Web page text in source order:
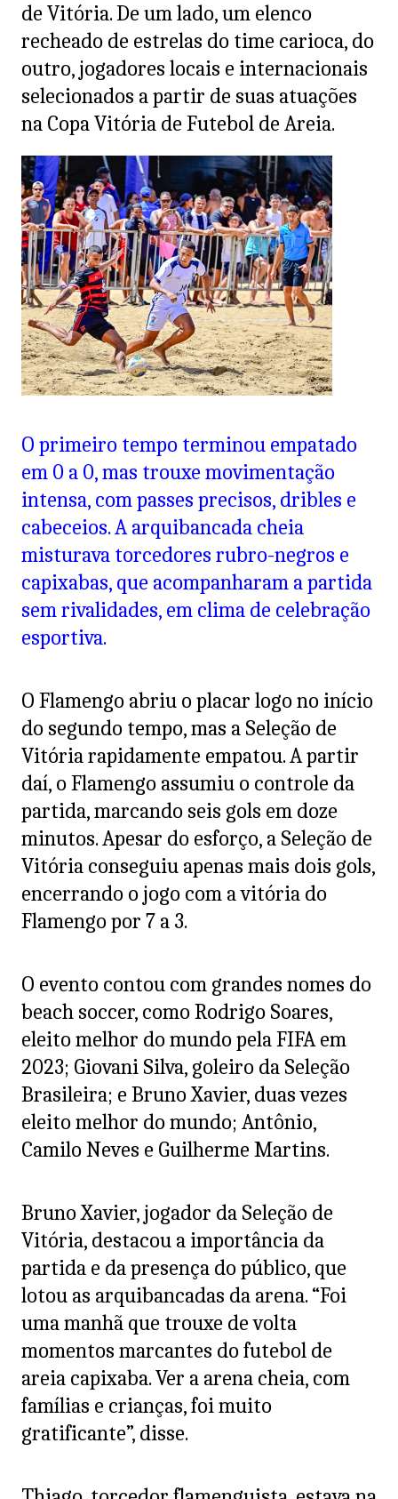
de Vitória. De um lado, um elenco
recheado de estrelas do time carioca, do
outro, jogadores locais e internacionais
selecionados a partir de suas atuações
na Copa Vitória de Futebol de Areia.
O primeiro tempo terminou empatado
em 0 a 0, mas trouxe movimentação
intensa, com passes precisos, dribles e
cabeceios. A arquibancada cheia
misturava torcedores rubro-negros e
capixabas, que acompanharam a partida
sem rivalidades, em clima de celebração
esportiva.
O Flamengo abriu o placar logo no início
do segundo tempo, mas a Seleção de
Vitória rapidamente empatou. A partir
daí, o Flamengo assumiu o controle da
partida, marcando seis gols em doze
minutos. Apesar do esforço, a Seleção de
Vitória conseguiu apenas mais dois gols,
encerrando o jogo com a vitória do
Flamengo por 7 a 3.
O evento contou com grandes nomes do
beach soccer, como Rodrigo Soares,
eleito melhor do mundo pela FIFA em
2023; Giovani Silva, goleiro da Seleção
Brasileira; e Bruno Xavier, duas vezes
eleito melhor do mundo; Antônio,
Camilo Neves e Guilherme Martins.
Bruno Xavier, jogador da Seleção de
Vitória, destacou a importância da
partida e da presença do público, que
lotou as arquibancadas da arena. “Foi
uma manhã que trouxe de volta
momentos marcantes do futebol de
areia capixaba. Ver a arena cheia, com
famílias e crianças, foi muito
gratificante”, disse.